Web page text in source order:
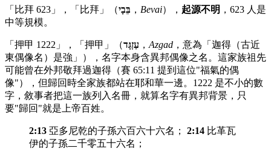
「比拜 623」，「比拜」（בֵּבָי ， Bevai）， 起源不明 ，623 人是
中等規模。
「押甲 1222」，「押甲」（עַזְגָּד ， Azgad ，意為「迦得（古近
東偶像名）是強」），名字本身含異邦偶像之名。這家族祖先
可能曾在外邦敬拜過迦得（賽 65:11 提到這位"福氣的偶
像"），但歸回時全家族都站在耶和華一邊。1222 是不小的數
字，敘事者把這一族列入名冊，就算名字有異邦背景，只
要"歸回"就是上帝百姓。
2:13 亞多尼乾的子孫六百六十六名； 2:14 比革瓦
伊的子孫二千零五十六名；